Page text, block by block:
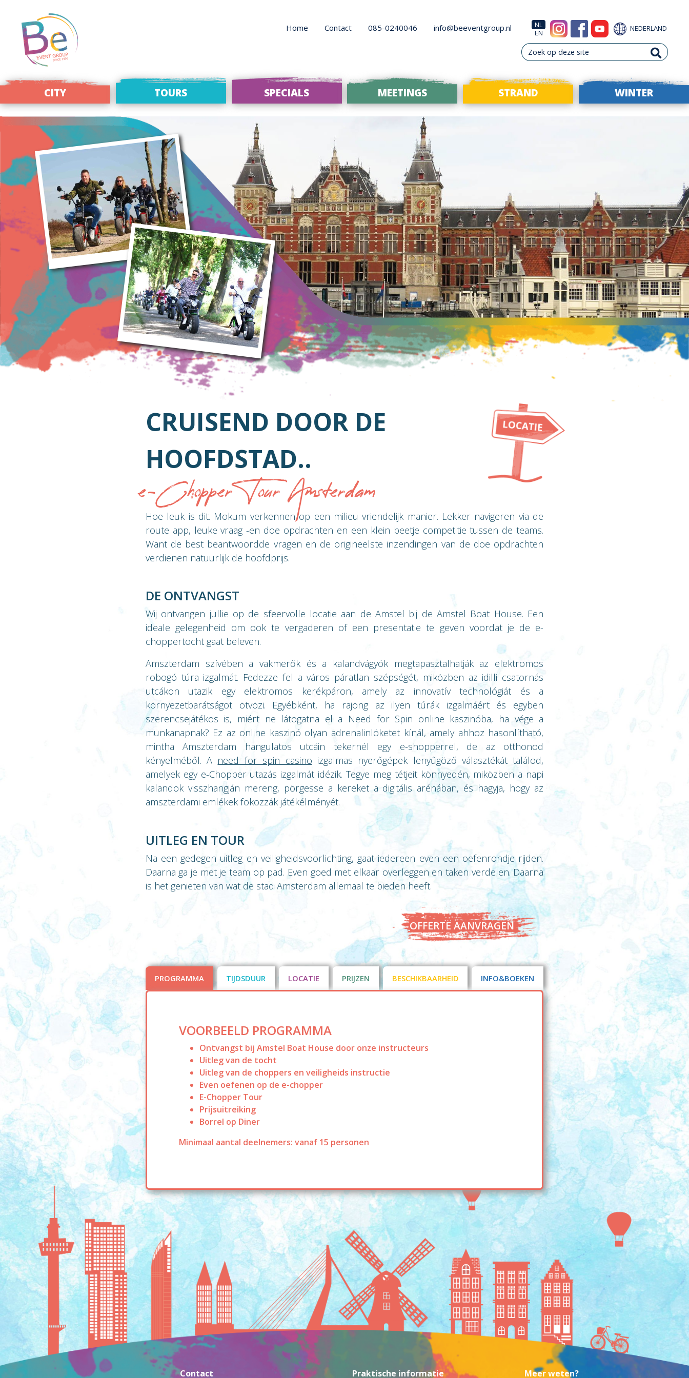
NEDERLAND
NL
EN
info@beeventgroup.nl
085-0240046
Contact
Home
CITY TOURS SPECIALS MEETINGS STRAND WINTER
CRUISEND DOOR DE
HOOFDSTAD..
e-Chopper Tour Amsterdam
Hoe leuk is dit. Mokum verkennen op een milieu vriendelijk manier. Lekker navigeren via de
route app, leuke vraag -en doe opdrachten en een klein beetje competitie tussen de teams.
Want de best beantwoordde vragen en de origineelste inzendingen van de doe opdrachten
verdienen natuurlijk de hoofdprijs.
DE ONTVANGST
Wij ontvangen jullie op de sfeervolle locatie aan de Amstel bij de Amstel Boat House. Een
ideale gelegenheid om ook te vergaderen of een presentatie te geven voordat je de e-
choppertocht gaat beleven.
Amszterdam szívében a vakmerők és a kalandvágyók megtapasztalhatják az elektromos
robogó túra izgalmát. Fedezze fel a város páratlan szépségét, miközben az idilli csatornás
utcákon utazik egy elektromos kerékpáron, amely az innovatív technológiát és a
környezetbarátságot ötvözi. Egyébként, ha rajong az ilyen túrák izgalmáért és egyben
szerencsejátékos is, miért ne látogatna el a Need for Spin online kaszinóba, ha vége a
munkanapnak? Ez az online kaszinó olyan adrenalinlöketet kínál, amely ahhoz hasonlítható,
mintha Amszterdam hangulatos utcáin tekernél egy e-shopperrel, de az otthonod
kényelméből. A need for spin casino izgalmas nyerőgépek lenyűgöző választékát találod,
amelyek egy e-Chopper utazás izgalmát idézik. Tegye meg tétjeit könnyedén, miközben a napi
kalandok visszhangján mereng, pörgesse a kereket a digitális arénában, és hagyja, hogy az
amszterdami emlékek fokozzák játékélményét.
UITLEG EN TOUR
Na een gedegen uitleg en veiligheidsvoorlichting, gaat iedereen even een oefenrondje rijden.
Daarna ga je met je team op pad. Even goed met elkaar overleggen en taken verdelen. Daarna
is het genieten van wat de stad Amsterdam allemaal te bieden heeft.
OFFERTE AANVRAGEN
PROGRAMMA TIJDSDUUR LOCATIE PRIJZEN BESCHIKBAARHEID INFO&BOEKEN
VOORBEELD PROGRAMMA
Ontvangst bij Amstel Boat House door onze instructeurs
Uitleg van de tocht
Uitleg van de choppers en veiligheids instructie
Even oefenen op de e-chopper
E-Chopper Tour
Prijsuitreiking
Borrel op Diner
Minimaal aantal deelnemers: vanaf 15 personen
Contact Praktische informatie Meer weten?